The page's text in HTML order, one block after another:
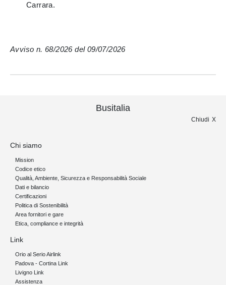
Carrara.
Avviso n. 68/2026 del 09/07/2026
Busitalia
Chiudi
Chi siamo
Mission
Codice etico
Qualità, Ambiente, Sicurezza e Responsabilità Sociale
Dati e bilancio
Certificazioni
Politica di Sostenibilità
Area fornitori e gare
Etica, compliance e integrità
Link
Orio al Serio Airlink
Padova - Cortina Link
Livigno Link
Assistenza